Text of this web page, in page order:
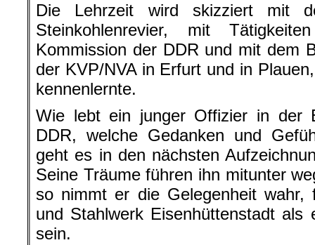
Die Lehrzeit wird skizziert mit
Steinkohlenrevier, mit
Kommission der DDR und mit dem
der KVP/NVA in Erfurt und in
kennenlernte.
Wie lebt ein junger Offizier in der
DDR, welche Gedanken und
geht es in den nächsten
Seine Träume führen ihn mitunter
so nimmt er die Gelegenheit
und Stahlwerk Eisenhüttenstadt als
sein.